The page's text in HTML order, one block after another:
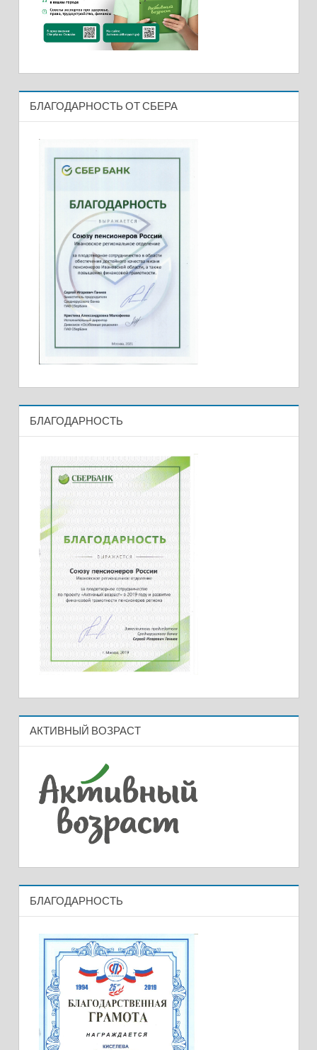
БЛАГОДАРНОСТЬ ОТ СБЕРА
БЛАГОДАРНОСТЬ
АКТИВНЫЙ ВОЗРАСТ
БЛАГОДАРНОСТЬ